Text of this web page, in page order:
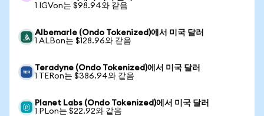
1 IGVon는 $98.94와 같음
Albemarle (Ondo Tokenized)에서 미국 달러
1 ALBon는 $128.96와 같음
Teradyne (Ondo Tokenized)에서 미국 달러
1 TERon는 $386.94와 같음
Planet Labs (Ondo Tokenized)에서 미국 달러
1 PLon는 $22.92와 같음